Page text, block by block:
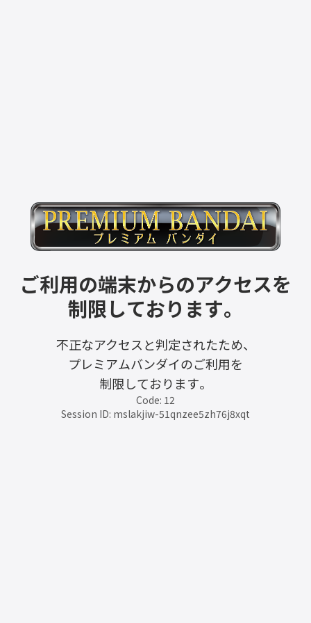
ご利用の端末からのアクセスを
制限しております。
不正なアクセスと判定されたため、
プレミアムバンダイのご利用を
制限しております。
Code: 12
Session ID: mslakjiw-51qnzee5zh76j8xqt